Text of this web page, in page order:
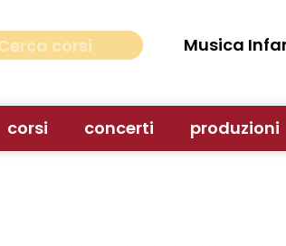
Musica
corsi concerti produzioni